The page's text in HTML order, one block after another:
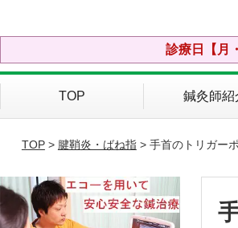
診療日【月
TOP 鍼灸師紹
TOP> 腱鞘炎・ばね指> 手首のトリガー